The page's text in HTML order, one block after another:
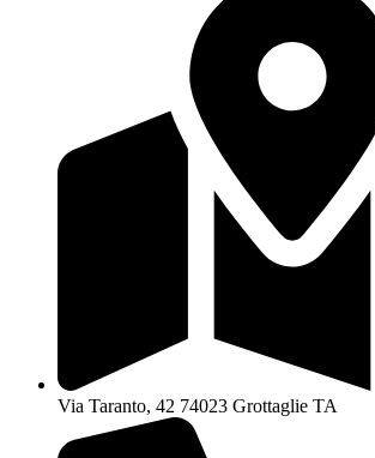
Via Taranto, 42 74023 Grottaglie TA